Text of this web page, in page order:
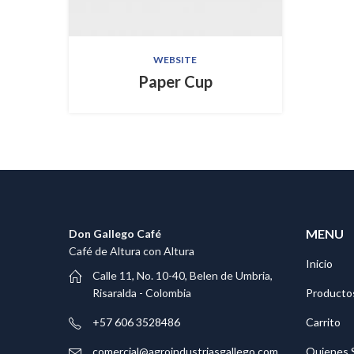
WEBSITE
Paper Cup
Don Gallego Café
Café de Altura con Altura
Calle 11, No. 10-40, Belen de Umbria,
Risaralda - Colombia
+57 606 3528486
MENU
Inicio
Carrito
Quienes